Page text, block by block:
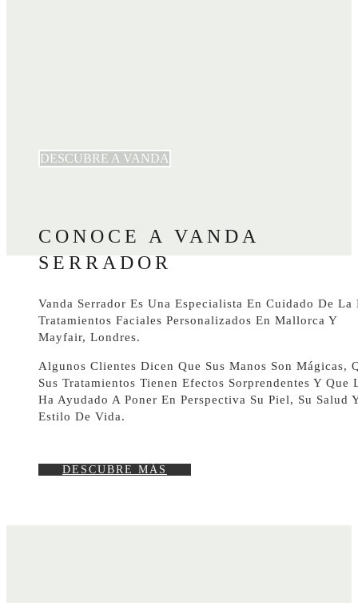
DESCUBRE A VANDA
CONOCE A VANDA
SERRADOR
Vanda Serrador Es Una Especialista En Cuidado De La
Tratamientos Faciales Personalizados En Mallorca Y
Mayfair, Londres.
Algunos Clientes Dicen Que Sus Manos Son Mágicas,
Sus Tratamientos Tienen Efectos Sorprendentes Y Que
Ha Ayudado A Poner En Perspectiva Su Piel, Su Salud
Estilo De Vida.
DESCUBRE MÁS